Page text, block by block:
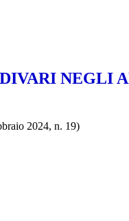
NEGLI
2024, n. 19)